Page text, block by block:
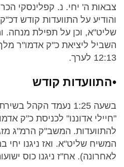
צבאות ה' יחי. נ. קפלינסקי
והודיע על התוועדות קודש
שליט"א, וכן על תפילת מנחה.
השביל ליציאת כ"ק אדמו"ר
12:13 לערך.
•התוועדות קודש
בשעה 1:25 נעמד הקהל
"חיילי אדוננו" לכניסת כ"ק
להתוועדות. המשב"ק הרמ"ג
המשיח שליט"א. ואז ניגנו יחי
לאחרונה). אח"ז ניגנו כוס